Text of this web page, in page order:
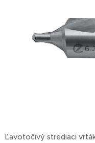
Ľavotočivý strediaci